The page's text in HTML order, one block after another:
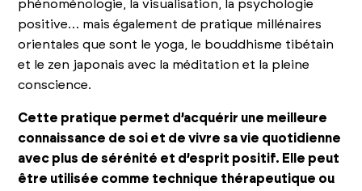
phénoménologie, la visualisation, la psychologie
positive… mais également de pratique millénaires
orientales que sont le yoga, le bouddhisme tibétain
et le zen japonais avec la méditation et la pleine
conscience.
Cette pratique permet d’acquérir une meilleure
connaissance de soi et de vivre sa vie quotidienne
avec plus de sérénité et d’esprit positif. Elle peut
être utilisée comme technique thérapeutique ou